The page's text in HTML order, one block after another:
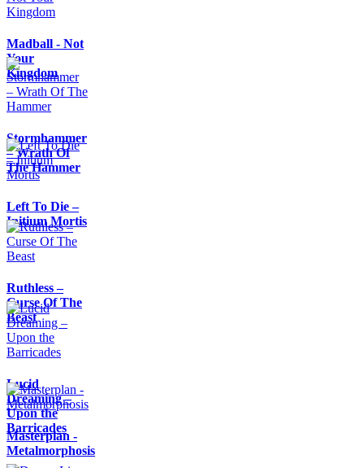
Madball - Not
Your
Kingdom
Stormhammer
– Wrath Of
The Hammer
Left To Die –
Initium Mortis
Ruthless –
Curse Of The
Beast
Lucid
Dreaming –
Upon the
Barricades
Masterplan -
Metalmorphosis